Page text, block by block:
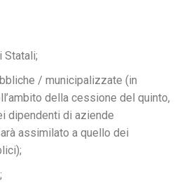
Statali;
/ municipalizzate (in
della cessione del quinto,
dipendenti di aziende
assimilato a quello dei